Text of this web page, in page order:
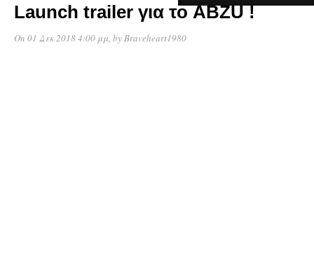
Launch trailer για το ABZÛ !
On 01 Δεκ 2018 4:00 μμ , by Braveheart1980